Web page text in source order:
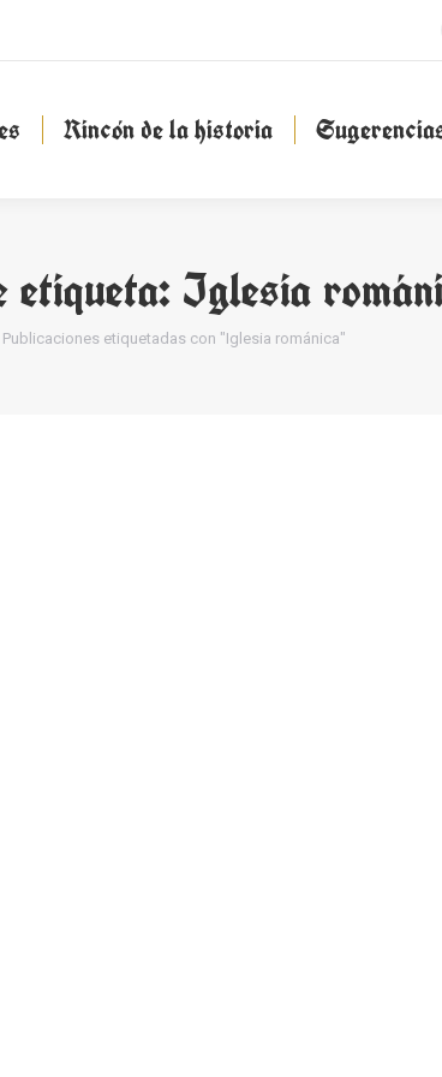
Rincón de la historia
etiqueta: Iglesia
Publicaciones etiquetadas con "Iglesia románica"
Rincón de la historia